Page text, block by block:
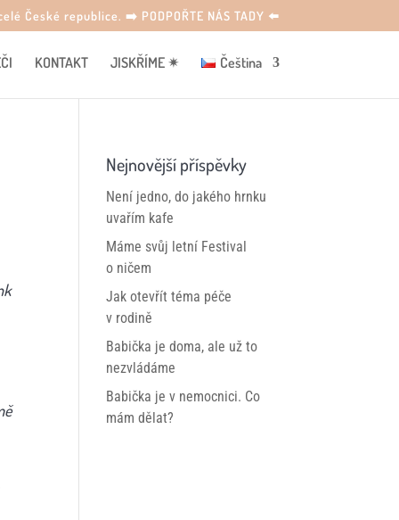
České republice. ➡️ PODPOŘTE NÁS TADY ⬅️
KONTAKT JISKŘÍME ✴ Čeština
Nejnovější příspěvky
Není jedno, do jakého hrnku
uvařím kafe
Máme svůj letní Festival
o ničem
Jak otevřít téma péče
v rodině
Babička je doma, ale už to
nezvládáme
Babička je v nemocnici. Co
mám dělat?